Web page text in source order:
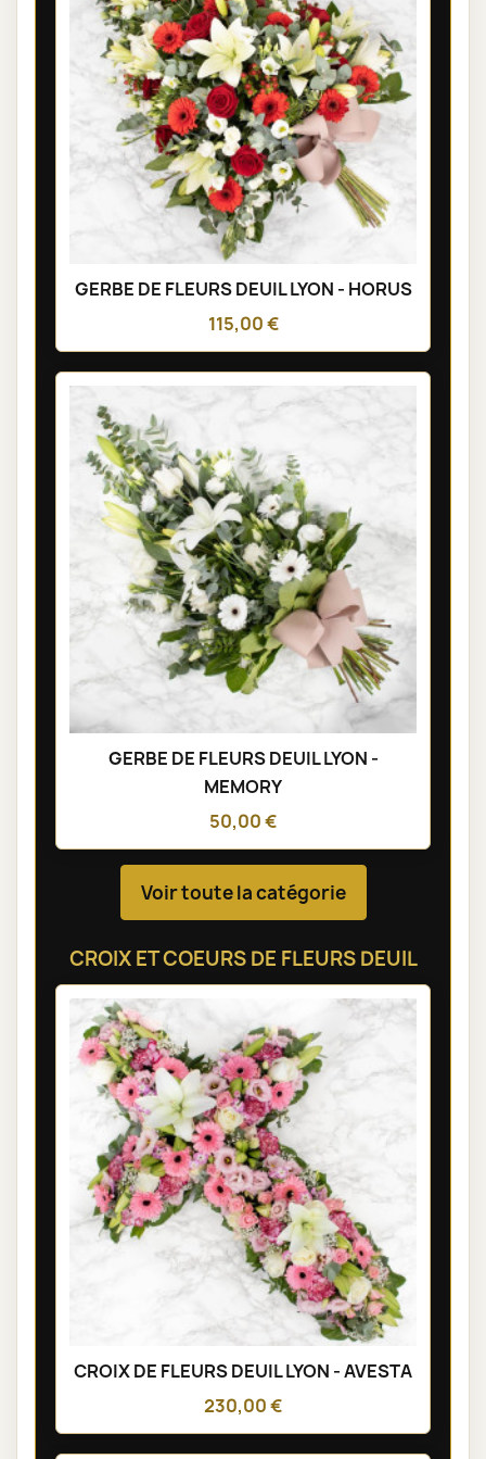
GERBE DE FLEURS DEUIL LYON - HORUS
115,00 €
GERBE DE FLEURS DEUIL LYON -
MEMORY
50,00 €
Voir toute la catégorie
CROIX ET COEURS DE FLEURS DEUIL
CROIX DE FLEURS DEUIL LYON - AVESTA
230,00 €